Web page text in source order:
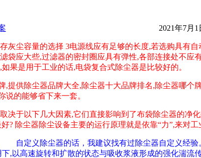
2021年7月1
灰尘容量的选择 3电源线应有足够的长度,若选购具有
袋应大些,过滤器的密封圈应具有弹性,各部连接处不
,如果是用于工业的话,电袋复合式除尘器是比较好的。
,提供除尘器品牌大全,除尘器十大品牌排名,除尘器哪
说的能够省下来一套。
决于以下几大因素,它们直接影响到了布袋除尘器的净
? 除尘器除尘设备主要的运行原理就是依靠“力”,来对
定义除尘器的话，我建议找有过除尘器自定义经验
,以高速旋转和扩散的状态与吸收浆液形成的强化湍流